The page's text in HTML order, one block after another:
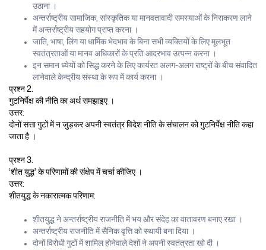
उठाना ।
अन्तर्राष्ट्रीय सामाजिक, सांस्कृतिक या मानवतावादी समस्याओं के निराकरण लाने
में अन्तर्राष्ट्रीय सहयोग प्राप्त करना ।
जाति, भाषा, लिंग या धार्मिक भेदभाव के बिना सभी व्यक्तियों के लिए मूलभूत
स्वतंत्रताओं या मानव अधिकारों के प्रति आदरभाव उत्पन्न करना ।
इन समान ध्येयों को सिद्ध करने के लिए कार्यरत अलग-अलग राष्ट्रों के बीच संवादित
लानेवाले केन्द्रीय संस्था के रूप में कार्य करना ।
प्रश्न 2.
गुटनिर्पेक्ष की नीति का अर्थ समझाइए ।
उत्तर:
दोनों सत्ता गुटों में न जुड़कर अपनी स्वतंत्र विदेश नीति के संचालन को गुटनिर्पेक्ष नीति कहा
जाता है ।
प्रश्न 3.
‘शीत युद्ध’ के परिणामों की संक्षेप में चर्चा कीजिए ।
उत्तर:
शीतयुद्ध के नकारात्मक परिणाम:
शीतयुद्ध ने अन्तर्राष्ट्रीय राजनीति में भय और संदेह का वातावरण बनाए रखा ।
अन्तर्राष्ट्रीय राजनीति में सैनिक वृत्ति को स्थायी बना दिया ।
दोनों विरोधी गुटों में शामिल होनेवाले देशों ने अपनी स्वतंत्रता खो दी ।